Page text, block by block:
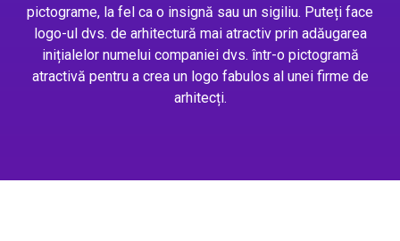
pictograme, la fel ca o insignă sau un sigiliu. Puteți face
logo-ul dvs. de arhitectură mai atractiv prin adăugarea
inițialelor numelui companiei dvs. într-o pictogramă
atractivă pentru a crea un logo fabulos al unei firme de
arhitecți.